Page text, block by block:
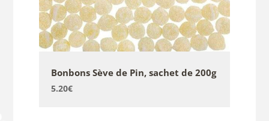
Bonbons Sève de Pin, sachet de 200g
5.20€